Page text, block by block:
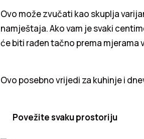
Ovo može zvučati kao skuplja
namještaja. Ako vam je svaki
će biti rađen tačno prema
Ovo posebno vrijedi za kuhinje i
Povežite svaku prostoriju